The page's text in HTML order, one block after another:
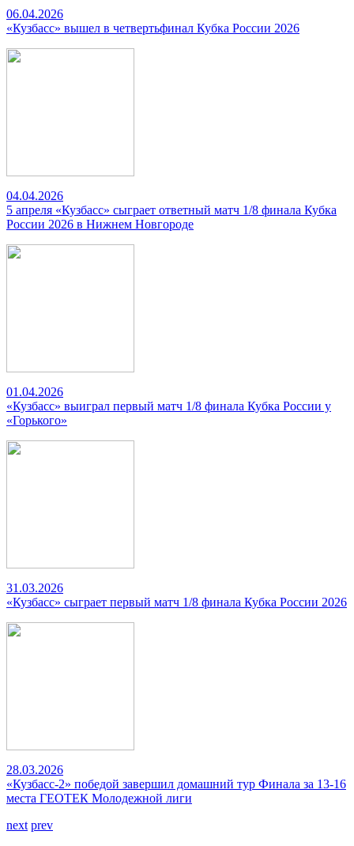
06.04.2026
«Кузбасс» вышел в четвертьфинал Кубка России 2026
04.04.2026
5 апреля «Кузбасс» сыграет ответный матч 1/8 финала Кубка
России 2026 в Нижнем Новгороде
01.04.2026
«Кузбасс» выиграл первый матч 1/8 финала Кубка России у
«Горького»
31.03.2026
«Кузбасс» сыграет первый матч 1/8 финала Кубка России 2026
28.03.2026
«Кузбасс-2» победой завершил домашний тур Финала за 13-16
места ГЕОТЕК Молодежной лиги
next prev